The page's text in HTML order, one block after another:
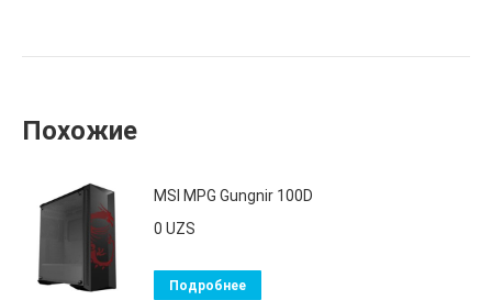
Похожие
MSI MPG Gungnir 100D
0 UZS
Подробнее